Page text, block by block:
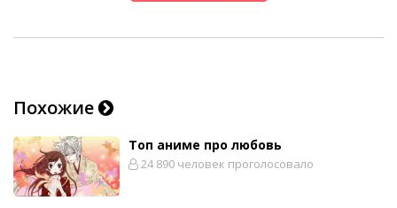
Похожие
Топ аниме про любовь
24 890 человек проголосовало